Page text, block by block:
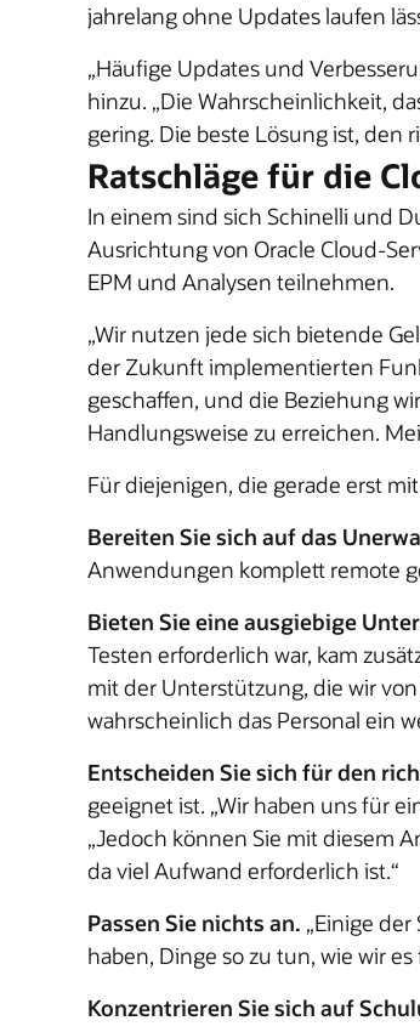
jahrelang ohne Updates laufen
„Häufige Updates und
hinzu. „Die Wahrscheinlichkeit,
gering. Die beste Lösung ist, den
Ratschläge für die
In einem sind sich Schinelli und
Ausrichtung von Oracle Cloud-
EPM und Analysen teilnehmen.
„Wir nutzen jede sich bietende
der Zukunft implementierten
geschaffen, und die Beziehung
Handlungsweise zu erreichen.
Für diejenigen, die gerade erst
Bereiten Sie sich auf das
Anwendungen komplett remote
Bieten Sie eine ausgiebige
Testen erforderlich war, kam
mit der Unterstützung, die wir
wahrscheinlich das Personal ein
Entscheiden Sie sich für den
geeignet ist. „Wir haben uns für
„Jedoch können Sie mit diesem
da viel Aufwand erforderlich ist.“
Passen Sie nichts an. „Einige
haben, Dinge so zu tun, wie wir
Konzentrieren Sie sich auf